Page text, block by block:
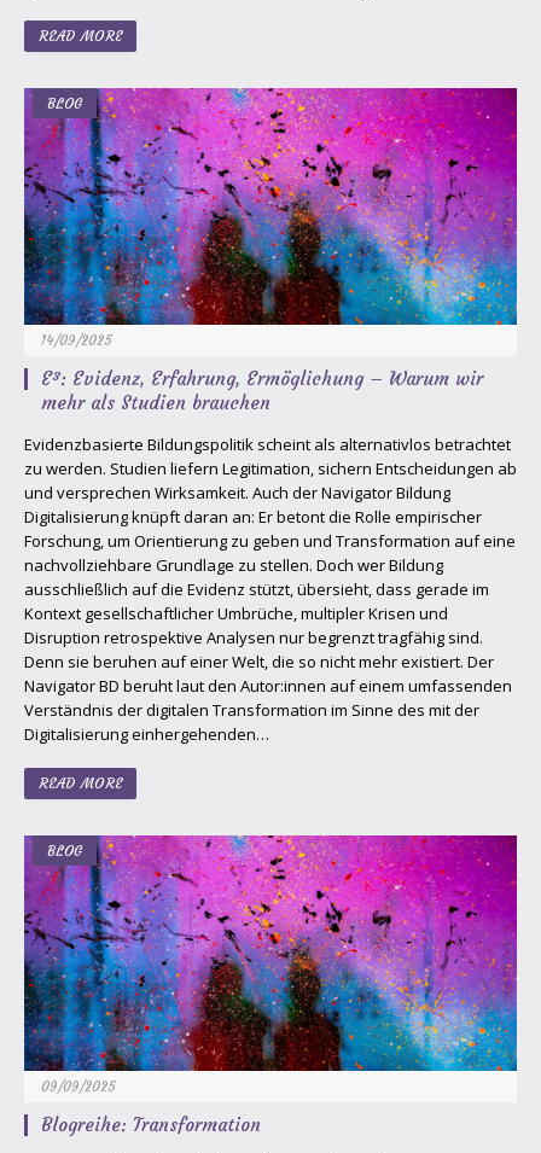
READ MORE
BLOG
14/09/2025
E³: Evidenz, Erfahrung, Ermöglichung – Warum wir
mehr als Studien brauchen
Evidenzbasierte Bildungspolitik scheint als alternativlos betrachtet
zu werden. Studien liefern Legitimation, sichern Entscheidungen ab
und versprechen Wirksamkeit. Auch der Navigator Bildung
Digitalisierung knüpft daran an: Er betont die Rolle empirischer
Forschung, um Orientierung zu geben und Transformation auf eine
nachvollziehbare Grundlage zu stellen. Doch wer Bildung
ausschließlich auf die Evidenz stützt, übersieht, dass gerade im
Kontext gesellschaftlicher Umbrüche, multipler Krisen und
Disruption retrospektive Analysen nur begrenzt tragfähig sind.
Denn sie beruhen auf einer Welt, die so nicht mehr existiert. Der
Navigator BD beruht laut den Autor:innen auf einem umfassenden
Verständnis der digitalen Transformation im Sinne des mit der
Digitalisierung einhergehenden…
READ MORE
BLOG
09/09/2025
Blogreihe: Transformation